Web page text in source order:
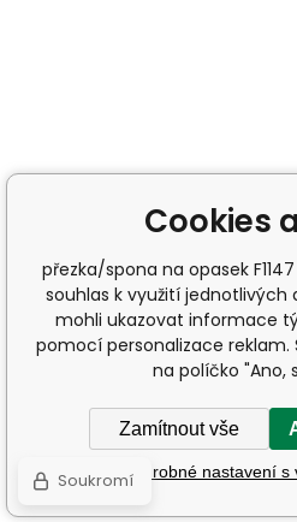
Cookies
přezka/spona na opasek
souhlas k využití
mohli ukazovat informace
pomocí personalizace reklam.
na políčko "Ano,
Zamítnout vše
Podrobné nastavení
Soukromí